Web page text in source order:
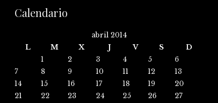
Calendario
abril 2014
L
M X J V S
D
1
2 3 4 5
6
7
8 9 10 11 12
13
14
15 16 17 18 19
20
21
22 23 24 25 26
27